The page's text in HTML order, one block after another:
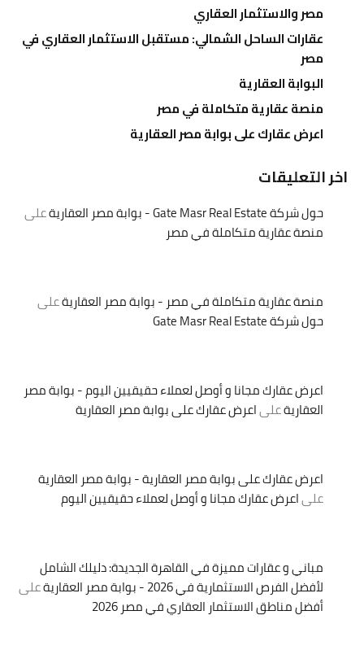
مصر والاستثمار العقاري
عقارات الساحل الشمالي: مستقبل الاستثمار العقاري في
مصر
البوابة العقارية
منصة عقارية متكاملة في مصر
اعرض عقارك على بوابة مصر العقارية
اخر التعليقات
حول شركة Gate Masr Real Estate - بوابة مصر العقارية
على
منصة عقارية متكاملة في مصر
منصة عقارية متكاملة في مصر - بوابة مصر العقاريةعلى
حول شركة Gate Masr Real Estate
اعرض عقارك مجانا و أوصل لعملاء حقيقيين اليوم - بوابة مصر
العقاريةعلىاعرض عقارك على بوابة مصر العقارية
اعرض عقارك على بوابة مصر العقارية - بوابة مصر العقارية
علىاعرض عقارك مجانا و أوصل لعملاء حقيقيين اليوم
مباني و عقارات مميزة في القاهرة الجديدة: دليلك الشامل
لأفضل الفرص الاستثمارية في 2026 - بوابة مصر العقارية
على
أفضل مناطق الاستثمار العقاري في مصر 2026